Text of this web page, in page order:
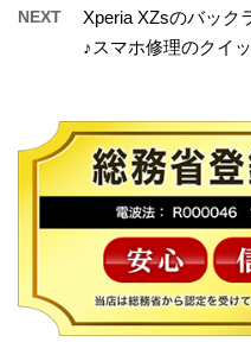
NEXT
Xperia XZsのバック
♪スマホ修理のクイ